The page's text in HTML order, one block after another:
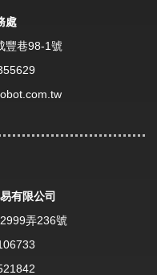
處
豐巷98-1號
有限公司
弄236號